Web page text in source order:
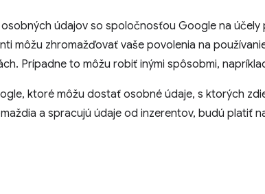
údajov so spoločnosťou Google na
môžu zhromažďovať vaše povolenia na
Prípadne to môžu robiť inými spôsobmi,
ktoré môžu dostať osobné údaje, s ktorých
a spracujú údaje od inzerentov, budú platiť